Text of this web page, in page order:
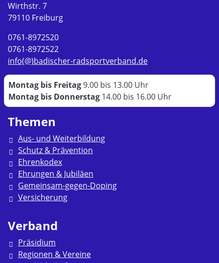
Wirthstr. 7
79110 Freiburg
0761-8972520
0761-8972522
info(@)badischer-radsportverband.de
Montag bis Freitag9.00 bis 13.00 Uhr
Montag bis Donnerstag 14.00 bis 16.00 Uhr
Themen
Aus- und Weiterbildung
Schutz & Prävention
Ehrenkodex
Ehrungen & Jubiläen
Gemeinsam-gegen-Doping
Versicherung
Verband
Präsidium
Regionen & Vereine